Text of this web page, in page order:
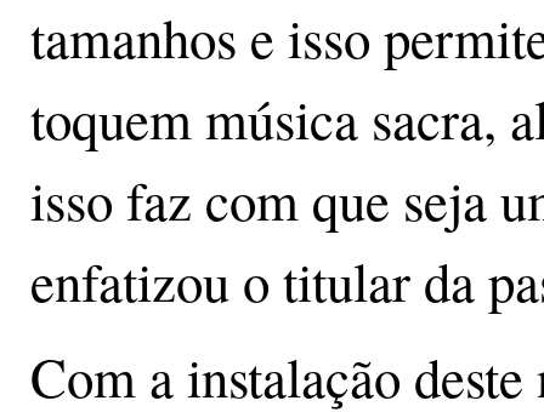
tamanhos e isso
toquem música sacra,
isso faz com que seja
enfatizou o titular da
Com a instalação